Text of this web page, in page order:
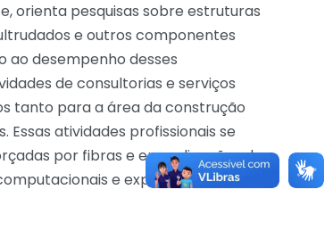
orienta pesquisas sobre estruturas
e outros componentes
ao desempenho desses
de consultorias e serviços
tanto para a área da construção
atividades profissionais se
por fibras e em aplicações de
e experimentais, em